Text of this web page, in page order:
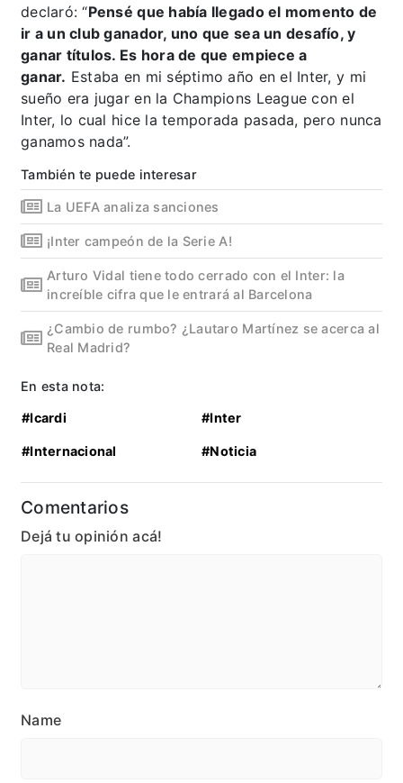
declaró: “Pensé que había llegado el momento de
ir a un club ganador, uno que sea un desafío, y
ganar títulos. Es hora de que empiece a
ganar. Estaba en mi séptimo año en el Inter, y mi
sueño era jugar en la Champions League con el
Inter, lo cual hice la temporada pasada, pero nunca
ganamos nada”.
También te puede interesar
La UEFA analiza sanciones
¡Inter campeón de la Serie A!
Arturo Vidal tiene todo cerrado con el Inter: la
increíble cifra que le entrará al Barcelona
¿Cambio de rumbo? ¿Lautaro Martínez se acerca al
Real Madrid?
En esta nota:
#Icardi #Inter
#Internacional #Noticia
Comentarios
Dejá tu opinión acá!
Name